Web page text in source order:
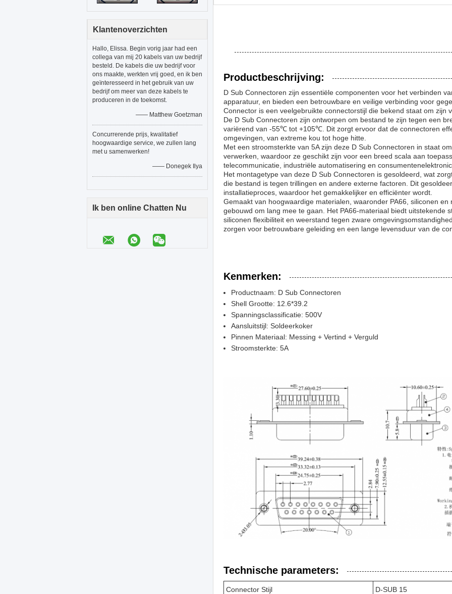
Klantenoverzichten
Hallo, Elissa. Begin vorig jaar had een
collega van mij 20 kabels van uw bedrijf
besteld. De kabels die uw bedrijf voor
ons maakte, werkten vrij goed, en ik ben
geïnteresseerd in het gebruik van uw
bedrijf om meer van deze kabels te
produceren in de toekomst.
—— Matthew Goetzman
Concurrerende prijs, kwalitatief
hoogwaardige service, we zullen lang
met u samenwerken!
—— Donegek Ilya
Ik ben online Chatten Nu
Productbeschrijving:
D Sub Connectoren zijn essentiële componenten voor het verbinden
apparatuur, en bieden een betrouwbare en veilige verbinding voor
Connector is een veelgebruikte connectorstijl die bekend staat om zijn
De D Sub Connectoren zijn ontworpen om bestand te zijn tegen een
variërend van -55℃ tot +105℃. Dit zorgt ervoor dat de connectoren
omgevingen, van extreme kou tot hoge hitte.
Met een stroomsterkte van 5A zijn deze D Sub Connectoren in staat
verwerken, waardoor ze geschikt zijn voor een breed scala aan
telecommunicatie, industriële automatisering en
Het montagetype van deze D Sub Connectoren is gesoldeerd, wat
die bestand is tegen trillingen en andere externe factoren. Dit
installatieproces, waardoor het gemakkelijker en efficiënter wordt.
Gemaakt van hoogwaardige materialen, waaronder PA66, siliconen
gebouwd om lang mee te gaan. Het PA66-materiaal biedt uitstekende
siliconen flexibiliteit en weerstand tegen zware
zorgen voor betrouwbare geleiding en een lange levensduur van de
Kenmerken:
Productnaam: D Sub Connectoren
Shell Grootte: 12.6*39.2
Spanningsclassificatie: 500V
Aansluitstijl: Soldeerkoker
Pinnen Materiaal: Messing + Vertind + Verguld
Stroomsterkte: 5A
Technische parameters:
Connector Stijl D-SUB 15